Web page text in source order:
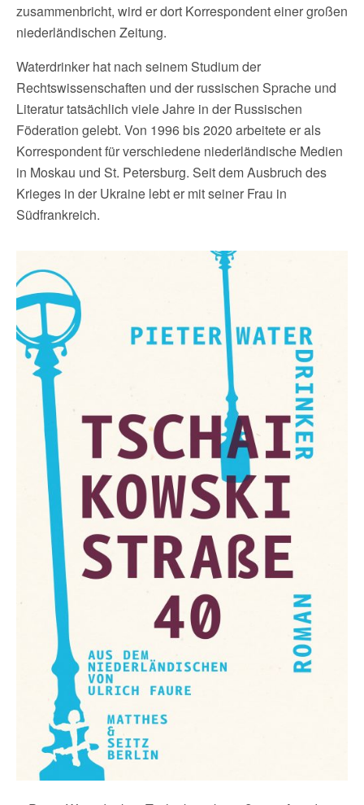
zusammenbricht, wird er dort Korrespondent einer großen
niederländischen Zeitung.
Waterdrinker hat nach seinem Studium der
Rechtswissenschaften und der russischen Sprache und
Literatur tatsächlich viele Jahre in der Russischen
Föderation gelebt. Von 1996 bis 2020 arbeitete er als
Korrespondent für verschiedene niederländische Medien
in Moskau und St. Petersburg. Seit dem Ausbruch des
Krieges in der Ukraine lebt er mit seiner Frau in
Südfrankreich.